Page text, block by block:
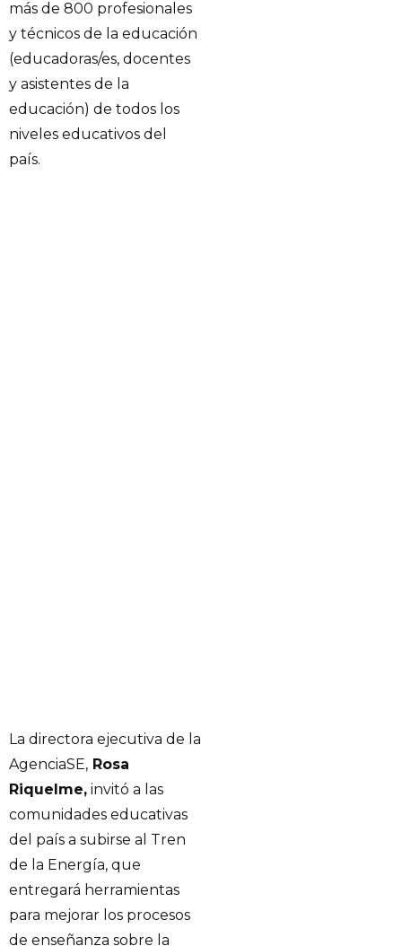
más de 800 profesionales
y técnicos de la educación
(educadoras/es, docentes
y asistentes de la
educación) de todos los
niveles educativos del
país.
La directora ejecutiva de la
AgenciaSE, Rosa
Riquelme, invitó a las
comunidades educativas
del país a subirse al Tren
de la Energía, que
entregará herramientas
para mejorar los procesos
de enseñanza sobre la